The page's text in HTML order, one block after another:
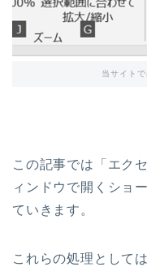
当サイト
この記事では「エク
ィンドウで開くショ
ていきます。
これらの処理としては